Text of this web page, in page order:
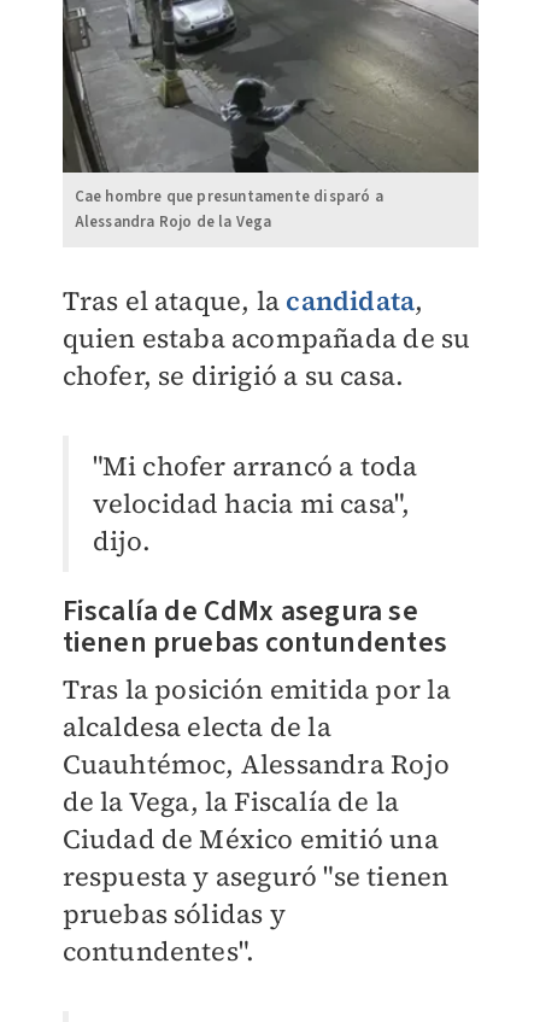
Cae hombre que presuntamente disparó a
Alessandra Rojo de la Vega
Tras el ataque, la candidata,
quien estaba acompañada de su
chofer, se dirigió a su casa.
"Mi chofer arrancó a toda
velocidad hacia mi casa",
dijo.
Fiscalía de CdMx asegura se
tienen pruebas contundentes
Tras la posición emitida por la
alcaldesa electa de la
Cuauhtémoc, Alessandra Rojo
de la Vega, la Fiscalía de la
Ciudad de México emitió una
respuesta y aseguró "se tienen
pruebas sólidas y
contundentes".